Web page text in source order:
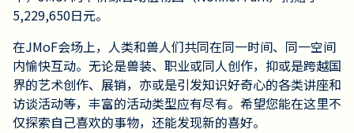
5,229,650日元。
在JMoF会场上，人类和兽人们共同在同一时间、同一空间
内愉快互动。无论是兽装、职业或同人创作，抑或是跨越国
界的艺术创作、展销，亦或是引发知识好奇心的各类讲座和
访谈活动等，丰富的活动类型应有尽有。希望您能在这里不
仅探索自己喜欢的事物，还能发现新的喜好。